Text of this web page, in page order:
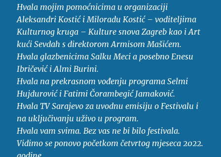
Hvala mojim pomoćnicima u organizaciji
Aleksandri Kostić i Miloradu Kostić – voditeljima
Kulturnog kruga – Kulture snova Zagreb kao i Art
kući Sevdah s direktorom Armisom Mašićem.
Hvala glazbenicima Salku Meci a posebno Enesu
Ibričević i Almi Burini.
Hvala na prekrasnom vođenju programa Selmi
Hujdurović i Fatimi Čorambegić Jamaković.
Hvala TV Sarajevo za uvodnu emisiju o Festivalu i
na uključivanju uživo u program.
Hvala vam svima. Bez vas ne bi bilo festivala.
Vidimo se ponovo početkom četvrtog mjeseca 2022.